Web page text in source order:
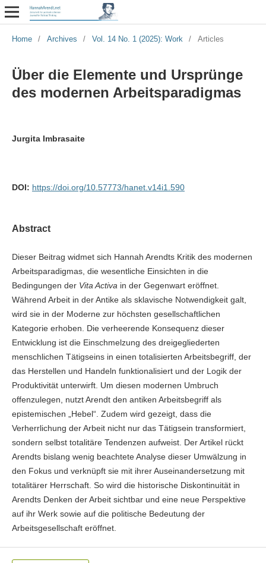
Home / Archives / Vol. 14 No. 1 (2025): Work / Articles
Über die Elemente und Ursprünge
des modernen Arbeitsparadigmas
Jurgita Imbrasaite
DOI: https://doi.org/10.57773/hanet.v14i1.590
Abstract
Dieser Beitrag widmet sich Hannah Arendts Kritik des modernen
Arbeitsparadigmas, die wesentliche Einsichten in die
Bedingungen der Vita Activa in der Gegenwart eröffnet.
Während Arbeit in der Antike als sklavische Notwendigkeit galt,
wird sie in der Moderne zur höchsten gesellschaftlichen
Kategorie erhoben. Die verheerende Konsequenz dieser
Entwicklung ist die Einschmelzung des dreigegliederten
menschlichen Tätigseins in einen totalisierten Arbeitsbegriff, der
das Herstellen und Handeln funktionalisiert und der Logik der
Produktivität unterwirft. Um diesen modernen Umbruch
offenzulegen, nutzt Arendt den antiken Arbeitsbegriff als
epistemischen „Hebel“. Zudem wird gezeigt, dass die
Verherrlichung der Arbeit nicht nur das Tätigsein transformiert,
sondern selbst totalitäre Tendenzen aufweist. Der Artikel rückt
Arendts bislang wenig beachtete Analyse dieser Umwälzung in
den Fokus und verknüpft sie mit ihrer Auseinandersetzung mit
totalitärer Herrschaft. So wird die historische Diskontinuität in
Arendts Denken der Arbeit sichtbar und eine neue Perspektive
auf ihr Werk sowie auf die politische Bedeutung der
Arbeitsgesellschaft eröffnet.